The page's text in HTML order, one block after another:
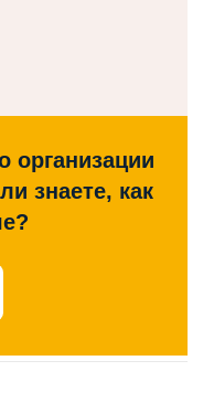
организации
знаете, как